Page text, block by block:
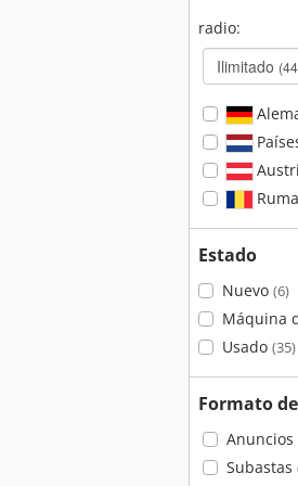
radio:
Ilimitado
Estado
Nuevo (6)
Máquina
Usado (35)
Formato
Anuncios
Subastas
Prensa